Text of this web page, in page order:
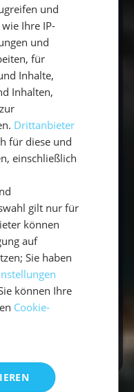
du selbst
mehr erleben
wie lange du
dich begleiten.
oder einfach
Art zu reisen
setz die
auf deine
und
Ihre IP-
und
für
Inhalte,
Inhalten,
Drittanbieter
für diese und
einschließlich
gilt nur für
können
auf
Sie haben
können Ihre
Cookie-